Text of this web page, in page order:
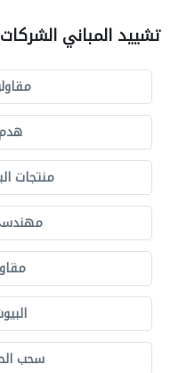
تشييد المباني الشركات
منتجات
سحب